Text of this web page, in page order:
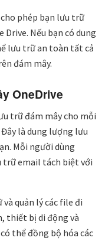
phép bạn lưu trữ
Nếu bạn có dung
lưu trữ an toàn tất cả
đám mây.
OneDrive
trữ đám mây cho mỗi
là dung lượng lưu
Mỗi người dùng
trữ email tách biệt với
quản lý các file đi
thiết bị di động và
thể đồng bộ hóa các